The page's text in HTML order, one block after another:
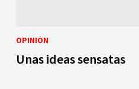
OPINIÓN
Unas ideas sensatas